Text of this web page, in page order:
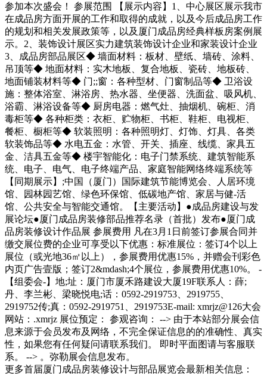
参加本次盛会！ 参展范围 【展示内容】1、中心展区展示我市
在成品房方面开展的工作和取得的成就，以及今后成品房工作
的规划和相关发展政策等，以及厦门成品房经典样板房案例展
示。2、装饰设计展区实力建筑装饰设计企业和家装设计企业
3、成品房部品展区◆ 墙面材料：板材、壁纸、墙砖、涂料、
吊顶等◆ 地面材料：实木地板、复合地板、瓷砖、地板砖、
地面铺装材料等◆ 门;;窗：各种型材、门窗制品等◆ 卫浴设
施：整体浴室、淋浴房、热水器、坐便器、洗面盆、吸风机、
浴霸、淋浴设备等◆ 厨房电器：燃气灶、抽烟机、碗柜、消
毒柜等◆ 各种柜类：衣柜、贮物柜、书柜、鞋柜、电视柜、
餐柜、橱柜等◆ 软装照明：各种照明灯、灯饰、灯具、各类
软装饰品等◆ 水电五金：水管、开关、插座、线缆、家具五
金、洁具五金等◆ 楼宇智能化：电子门禁系统、建筑智能系
统、电子、电气、电子终端产品、家庭智能网络终端系统等
【同期展示】;中国（厦门）国际建筑节能博览会、人居环境
馆、园林园艺馆、绿色环保馆、低碳地产馆、家居与健-活
馆、公共安全与智能交通馆。【主要活动】●成品房建设与发
展论坛●厦门成品房装修部品推荐名录（首批）发布●厦门成
品房装修设计作品展 参展费用 凡在3月1日前签订参展合同并
缴交展位费的企业可享受以下优惠：标准展位：签订4个以上
展位（或光地36㎡以上），参展费用优惠15%，并赠会刊彩色
内页广告壹版；签订2&mdash;4个展位，参展费用优惠10%。 -
【组委会-】地;址：厦门市厦禾路建设大厦19F联系人：薛;
丹、李兰彬、梁晓悦电;话：0592-2919753、2919755、
2919752传;真：0592-2919751、2919753E-mail: xmrjz@126大会
网站：.xmrjz 展位预定： 参观咨询： --> 由于本站部分展会信
息来源于会员发布及网络，不完全保证信息的的准确性、真实
性，如果您有任何疑问请联系我们。 即时平面图请与客服联
系。 --> 。弥勒展会信息发布。
更多首届厦门成品房装修设计与部品展览会最新相关信息：